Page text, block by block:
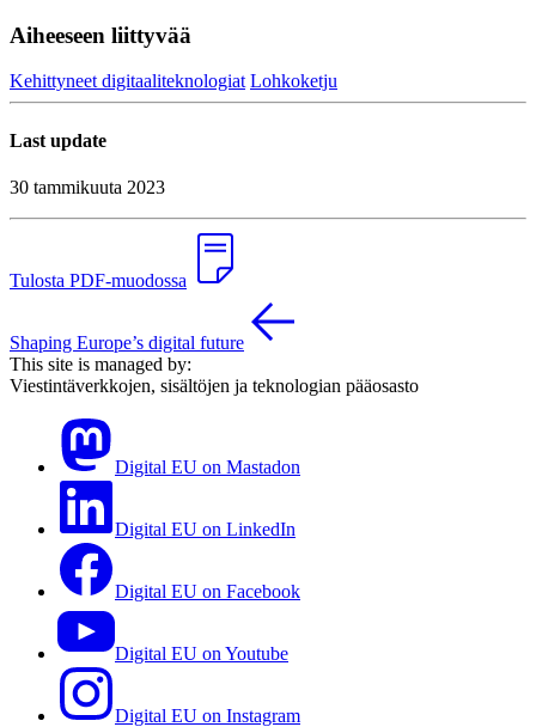
Aiheeseen liittyvää
Kehittyneet digitaaliteknologiat Lohkoketju
Last update
30 tammikuuta 2023
Tulosta PDF-muodossa
Shaping Europe’s digital future
This site is managed by:
Viestintäverkkojen, sisältöjen ja teknologian pääosasto
Digital EU on Mastadon
Digital EU on LinkedIn
Digital EU on Facebook
Digital EU on Youtube
Digital EU on Instagram